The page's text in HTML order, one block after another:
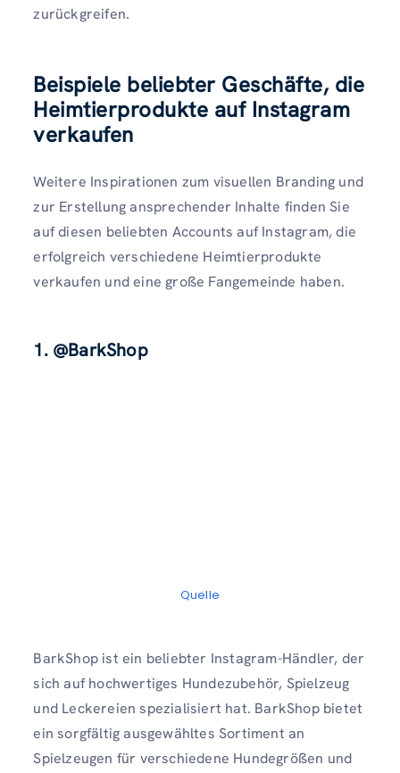
zurückgreifen.
Beispiele beliebter Geschäfte, die
Heimtierprodukte auf Instagram
verkaufen
Weitere Inspirationen zum visuellen Branding und
zur Erstellung ansprechender Inhalte finden Sie
auf diesen beliebten Accounts auf Instagram, die
erfolgreich verschiedene Heimtierprodukte
verkaufen und eine große Fangemeinde haben.
1. @BarkShop
Quelle
BarkShop ist ein beliebter Instagram-Händler, der
sich auf hochwertiges Hundezubehör, Spielzeug
und Leckereien spezialisiert hat. BarkShop bietet
ein sorgfältig ausgewähltes Sortiment an
Spielzeugen für verschiedene Hundegrößen und